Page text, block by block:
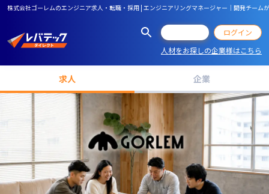
株式会社ゴーレムのエンジニア求人・転職・採用 | エンジニアリングマネージャー｜開発チーム
ログイン
人材をお探しの企業様はこちら
求人 企業